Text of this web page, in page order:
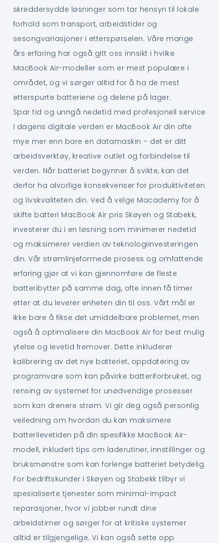
skreddersydde løsninger som tar hensyn til lokale
forhold som transport, arbeidstider og
sesongvariasjoner i etterspørselen. Våre mange
års erfaring har også gitt oss innsikt i hvilke
MacBook Air-modeller som er mest populære i
området, og vi sørger alltid for å ha de mest
etterspurte batteriene og delene på lager.
Spar tid og unngå nedetid med profesjonell service
I dagens digitale verden er MacBook Air din ofte
mye mer enn bare en datamaskin – det er ditt
arbeidsverktøy, kreative outlet og forbindelse til
verden. Når batteriet begynner å svikte, kan det
derfor ha alvorlige konsekvenser for produktiviteten
og livskvaliteten din. Ved å velge Macademy for å
skifte batteri MacBook Air pris Skøyen og Stabekk,
investerer du i en løsning som minimerer nedetid
og maksimerer verdien av teknologiinvesteringen
din. Vår strømlinjeformede prosess og omfattende
erfaring gjør at vi kan gjennomføre de fleste
batteribytter på samme dag, ofte innen få timer
etter at du leverer enheten din til oss. Vårt mål er
ikke bare å fikse det umiddelbare problemet, men
også å optimalisere din MacBook Air for best mulig
ytelse og levetid fremover. Dette inkluderer
kalibrering av det nye batteriet, oppdatering av
programvare som kan påvirke batteriforbruket, og
rensing av systemet for unødvendige prosesser
som kan drenere strøm. Vi gir deg også personlig
veiledning om hvordan du kan maksimere
batterilevetiden på din spesifikke MacBook Air-
modell, inkludert tips om laderutiner, innstillinger og
bruksmønstre som kan forlenge batteriet betydelig.
For bedriftskunder i Skøyen og Stabekk tilbyr vi
spesialiserte tjenester som minimal-impact
reparasjoner, hvor vi jobber rundt dine
arbeidstimer og sørger for at kritiske systemer
alltid er tilgjengelige. Vi kan også sette opp